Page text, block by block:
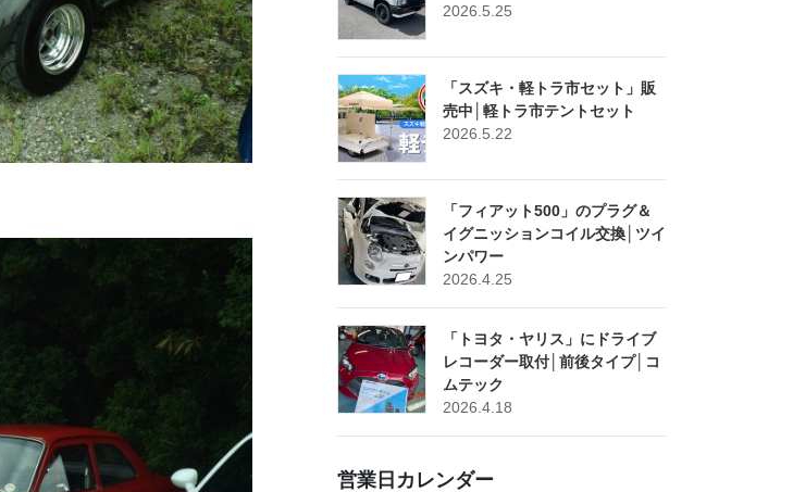
2026.5.25
「スズキ・軽トラ市セット」販
売中│軽トラ市テントセット
2026.5.22
「フィアット500」のプラグ＆
イグニッションコイル交換│ツイ
ンパワー
2026.4.25
「トヨタ・ヤリス」にドライブ
レコーダー取付│前後タイプ│コ
ムテック
2026.4.18
営業日カレンダー